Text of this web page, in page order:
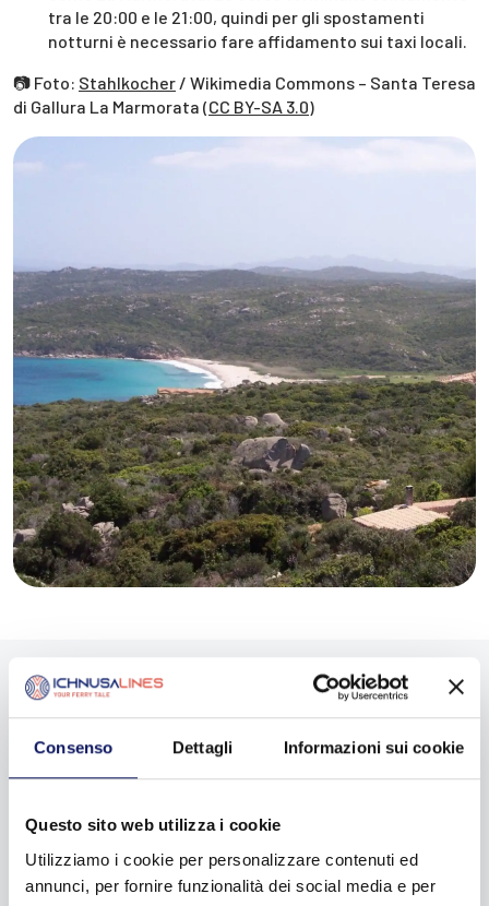
Consenso Dettagli Informazioni sui cookie
Questo sito web utilizza i cookie
Utilizziamo i cookie per personalizzare contenuti ed
annunci, per fornire funzionalità dei social media e per
tra le 20:00 e le 21:00, quindi per gli spostamenti
notturni è necessario fare affidamento sui taxi locali.
📷 Foto: Stahlkocher / Wikimedia Commons – Santa Teresa
di Gallura La Marmorata (CC BY-SA 3.0)
Corsica senza macchina:
Bonifacio a piedi tra cittadella e
sentieri
Attraversando le Bocche di Bonifacio, si scopre che la
Corsica senza macchinaoffre un fascino unico. Una volta